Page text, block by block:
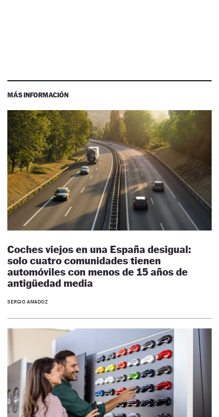
MÁS INFORMACIÓN
Coches viejos en una España desigual:
solo cuatro comunidades tienen
automóviles con menos de 15 años de
antigüedad media
SERGIO AMADOZ